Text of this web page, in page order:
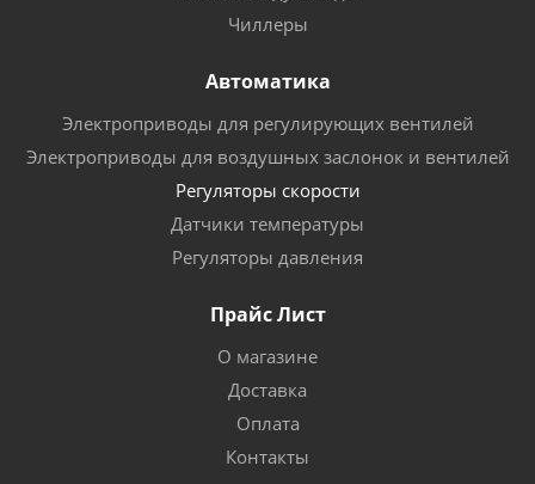
Чиллеры
Автоматика
Электроприводы для регулирующих вентилей
Электроприводы для воздушных заслонок и вентилей
Регуляторы скорости
Датчики температуры
Регуляторы давления
Прайс Лист
О магазине
Доставка
Оплата
Контакты